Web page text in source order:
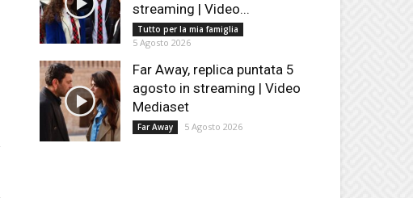
streaming | Video...
Tutto per la mia famiglia
5 Agosto 2026
Far Away, replica puntata 5
agosto in streaming | Video
Mediaset
Far Away 5 Agosto 2026